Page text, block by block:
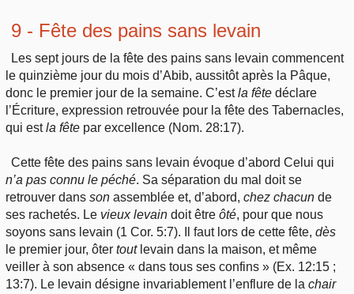
9 - Fête des pains sans levain
Les sept jours de la fête des pains sans levain commencent
le quinzième jour du mois d’Abib, aussitôt après la Pâque,
donc le premier jour de la semaine. C’estla fête déclare
l’Écriture, expression retrouvée pour la fête des Tabernacles,
qui estla fête par excellence (Nom. 28:17).
Cette fête des pains sans levain évoque d’abord Celui qui
n’a pas connu le péché. Sa séparation du mal doit se
retrouver dans son assemblée et, d’abord, chez chacun de
ses rachetés. Le vieuxlevain doit être ôté, pour que nous
soyons sans levain (1 Cor. 5:7). Il faut lors de cette fête, dès
le premier jour, ôter toutlevain dans la maison, et même
veiller à son absence « dans tous ses confins » (Ex. 12:15 ;
13:7). Le levain désigne invariablement l’enflure de la chair